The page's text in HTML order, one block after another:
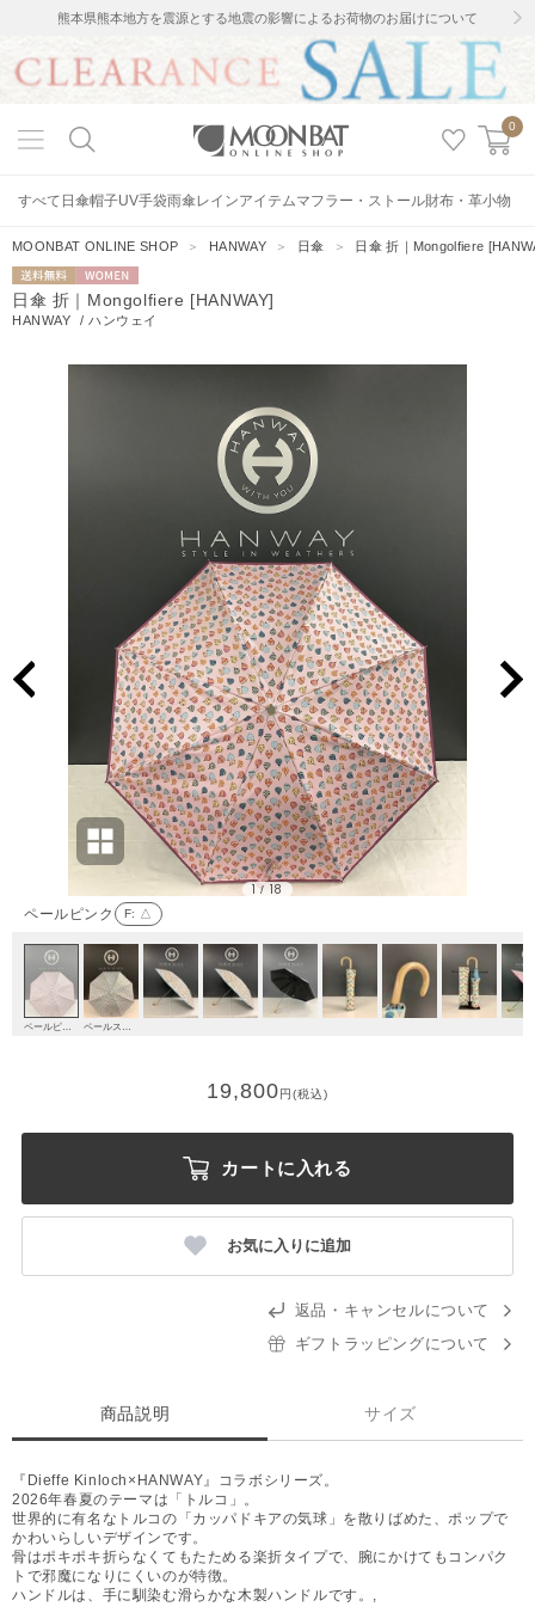
熊本県熊本地方を震源とする地震の影響によるお荷物のお届けについて
0
すべて 日傘帽子UV手袋雨傘レインアイテムマフラー・ストール財布・革小物
MOONBAT ONLINE SHOP ＞ HANWAY ＞ 日傘 ＞ 日傘 折｜Mongolfiere
送料無料 WOMEN
日傘 折｜Mongolfiere [HANWAY]
HANWAY /ハンウェイ
ペールピンク F: △
1/ 18
19,800円(税込)
カートに入れる
お気に入りに追加
返品・キャンセルについて
ギフトラッピングについて
商品説明 サイズ
『Dieffe Kinloch×HANWAY』コラボシリーズ。
2026年春夏のテーマは「トルコ」。
世界的に有名なトルコの「カッパドキアの気球」を散りばめた、ポップで
かわいらしいデザインです。
骨はポキポキ折らなくてもたためる楽折タイプで、腕にかけてもコンパク
トで邪魔になりにくいのが特徴。
ハンドルは、手に馴染む滑らかな木製ハンドルです。,